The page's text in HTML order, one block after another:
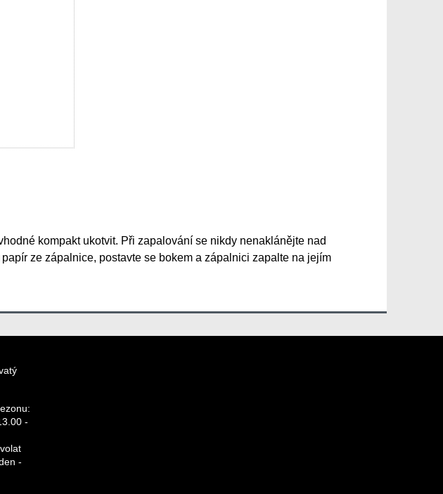
kompakt ukotvit. Při zapalování se nikdy nenaklánějte nad
ze zápalnice, postavte se bokem a zápalnici zapalte na jejím
-
-